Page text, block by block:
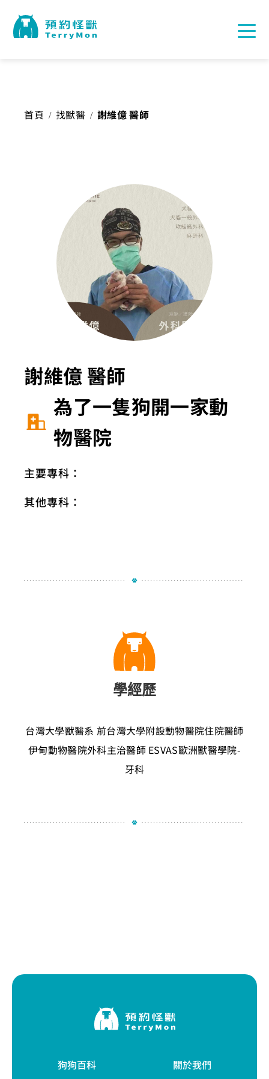
首頁 / 找獸醫 / 謝維億 醫師
謝維億 醫師
為了一隻狗開一家動
物醫院
主要專科：
其他專科：
學經歷
台灣大學獸醫系 前台灣大學附設動物醫院住院醫師
伊甸動物醫院外科主治醫師ESVAS歐洲獸醫學院-
牙科
狗狗百科 關於我們